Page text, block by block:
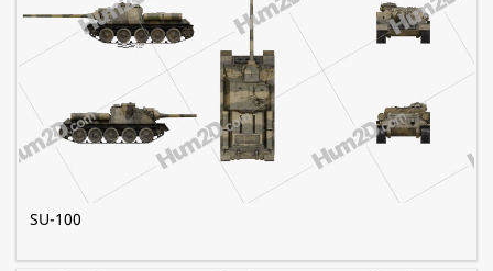
SU-100